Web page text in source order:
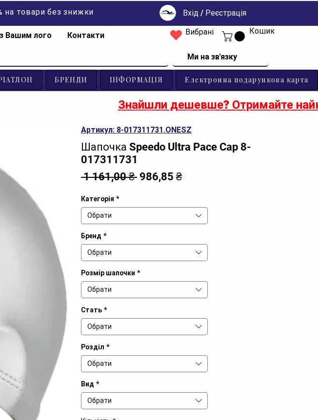
на товари без знижки Вхід / Реєстрація
Вашим лого Контакти Вибрані Кошик
Ми на зв'язку
БРЕНДИ ІНФОРМАЦІЯ Електронна подарункова карта
Артикул: 8-017311731.ONESZ
Шапочка Speedo Ultra Pace Cap 8-
017311731
1 161,00 ₴ Звичайна
986,85 ₴За
Категорія *
Обрати
Бренд *
Обрати
Розмір шапочки *
Обрати
Стать *
Обрати
Розділ *
Обрати
Вид *
Обрати
Знайшли дешевше? Отримайте